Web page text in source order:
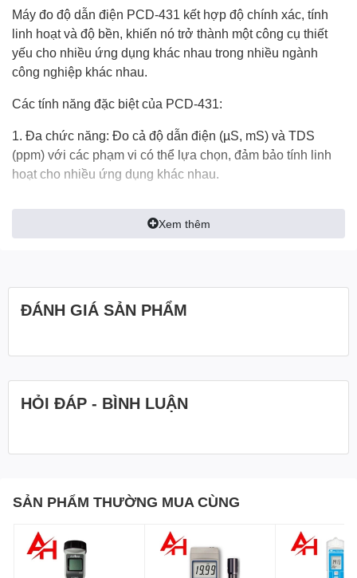
Máy đo độ dẫn điện PCD-431 kết hợp độ chính xác, tính
linh hoạt và độ bền, khiến nó trở thành một công cụ thiết
yếu cho nhiều ứng dụng khác nhau trong nhiều ngành
công nghiệp khác nhau.
Các tính năng đặc biệt của PCD-431:
1. Đa chức năng: Đo cả độ dẫn điện (µS, mS) và TDS
(ppm) với các phạm vi có thể lựa chọn, đảm bảo tính linh
hoạt cho nhiều ứng dụng khác nhau.
2. Cảm biến nhiệt độ tích hợp: Có tính năng bù nhiệt độ tự
động (ATC) từ 0 đến 60℃ (32 đến 140℉), đảm bảo kết quả
phù hợp để sử dụng trong các môi trường khắc nghiệt.
theo.
5. Giữ dữ liệu và ghi nhật ký: Bao gồm chức năng giữ dữ
tối đa và tối thiểu với chức năng thu hồi để dễ dàng phân
Thông số kỹ thuật Máy đo độ dẫn Lutron PCD-431
- Phạm vi độ dẫn điện: Hai phạm vi - 2000 µS và 20,00 mS
Xem thêm
ĐÁNH GIÁ SẢN PHẨM
HỎI ĐÁP - BÌNH LUẬN
SẢN PHẨM THƯỜNG MUA CÙNG